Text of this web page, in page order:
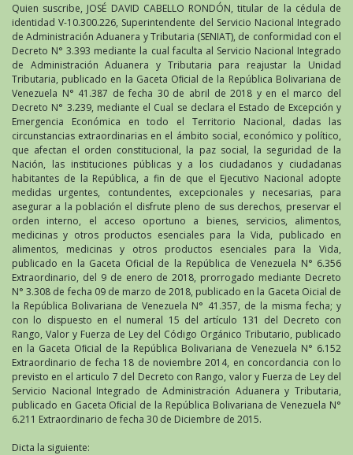
Quien suscribe, JOSÉ DAVID CABELLO RONDÓN, titular de la cédula de
identidad V-10.300.226, Superintendente del Servicio Nacional Integrado
de Administración Aduanera y Tributaria (SENIAT), de conformidad con el
Decreto N° 3.393 mediante la cual faculta al Servicio Nacional Integrado
de Administración Aduanera y Tributaria para reajustar la Unidad
Tributaria, publicado en la Gaceta Oﬁcial de la República Bolivariana de
Venezuela N° 41.387 de fecha 30 de abril de 2018 y en el marco del
Decreto N° 3.239, mediante el Cual se declara el Estado de Excepción y
Emergencia Económica en todo el Territorio Nacional, dadas las
circunstancias extraordinarias en el ámbito social, económico y político,
que afectan el orden constitucional, la paz social, la seguridad de la
Nación, las instituciones públicas y a los ciudadanos y ciudadanas
habitantes de la República, a fin de que el Ejecutivo Nacional adopte
medidas urgentes, contundentes, excepcionales y necesarias, para
asegurar a la población el disfrute pleno de sus derechos, preservar el
orden interno, el acceso oportuno a bienes, servicios, alimentos,
medicinas y otros productos esenciales para la Vida, publicado en
alimentos, medicinas y otros productos esenciales para la Vida,
publicado en la Gaceta Oficial de la República de Venezuela N° 6.356
Extraordinario, del 9 de enero de 2018, prorrogado mediante Decreto
N° 3.308 de fecha 09 de marzo de 2018, publicado en la Gaceta Oicial de
la República Bolivariana de Venezuela N° 41.357, de la misma fecha; y
con lo dispuesto en el numeral 15 del artículo 131 del Decreto con
Rango, Valor y Fuerza de Ley del Código Orgánico Tributario, publicado
en la Gaceta Oﬁcial de la República Bolivariana de Venezuela N° 6.152
Extraordinario de fecha 18 de noviembre 2014, en concordancia con lo
previsto en el articulo 7 del Decreto con Rango, valor y Fuerza de Ley del
Servicio Nacional Integrado de Administración Aduanera y Tributaria,
publicado en Gaceta Oﬁcial de la República Bolivariana de Venezuela N°
6.211 Extraordinario de fecha 30 de Diciembre de 2015.
Dicta la siguiente: